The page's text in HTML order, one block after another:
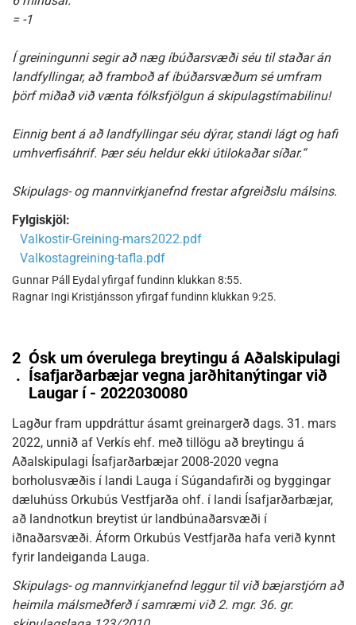
= -1
Í greiningunni segir að næg íbúðarsvæði séu til staðar án
landfyllingar, að framboð af íbúðarsvæðum sé umfram
þörf miðað við vænta fólksfjölgun á skipulagstímabilinu!
Einnig bent á að landfyllingar séu dýrar, standi lágt og hafi
umhverfisáhrif. Þær séu heldur ekki útilokaðar síðar.“
Skipulags- og mannvirkjanefnd frestar afgreiðslu málsins.
Fylgiskjöl:
Valkostir-Greining-mars2022.pdf
Valkostagreining-tafla.pdf
Gunnar Páll Eydal yfirgaf fundinn klukkan 8:55.
Ragnar Ingi Kristjánsson yfirgaf fundinn klukkan 9:25.
2
.
Ósk um óverulega breytingu á Aðalskipulagi
Ísafjarðarbæjar vegna jarðhitanýtingar við
Laugar í - 2022030080
Lagður fram uppdráttur ásamt greinargerð dags. 31. mars
2022, unnið af Verkís ehf. með tillögu að breytingu á
Aðalskipulagi Ísafjarðarbæjar 2008-2020 vegna
borholusvæðis í landi Lauga í Súgandafirði og byggingar
dæluhúss Orkubús Vestfjarða ohf. í landi Ísafjarðarbæjar,
að landnotkun breytist úr landbúnaðarsvæði í
iðnaðarsvæði. Áform Orkubús Vestfjarða hafa verið kynnt
fyrir landeiganda Lauga.
Skipulags- og mannvirkjanefnd leggur til við bæjarstjórn að
heimila málsmeðferð í samræmi við 2. mgr. 36. gr.